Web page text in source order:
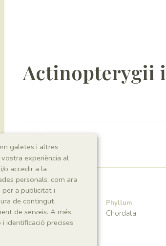
Actinopterygii
Sigla
MSE 451
Taxonomia
Regne
Animalia
Phyllum
Chordata
galetes i altres
experiència al
o accedir a la
personals, com ara
per a publicitat i
de contingut,
de serveis. A més,
identificació precises